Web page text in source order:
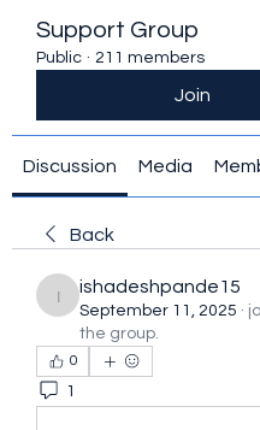
Support Group
Public · 211 members
Join
Discussion Media
Back
ishadeshpande15
ishadeshpande15
September 11, 2025 ·
the group.
0
1